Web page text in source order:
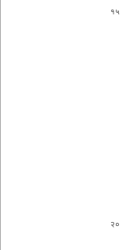
१५
२०